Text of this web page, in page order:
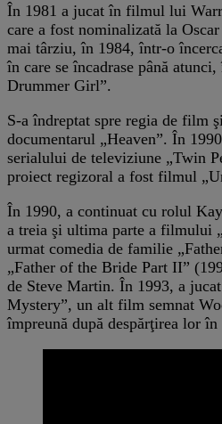
În 1981 a jucat în filmul lui
care a fost nominalizată la
mai târziu, în 1984, într-o
în care se încadrase până
Drummer Girl”.
S-a îndreptat spre regia de film
documentarul „Heaven”. În
serialului de televiziune „Twin
proiect regizoral a fost filmul
În 1990, a continuat cu rolul
a treia şi ultima parte a filmului
urmat comedia de familie
„Father of the Bride Part II”
de Steve Martin. În 1993, a
Mystery”, un alt film semnat
împreună după despărţirea lor în